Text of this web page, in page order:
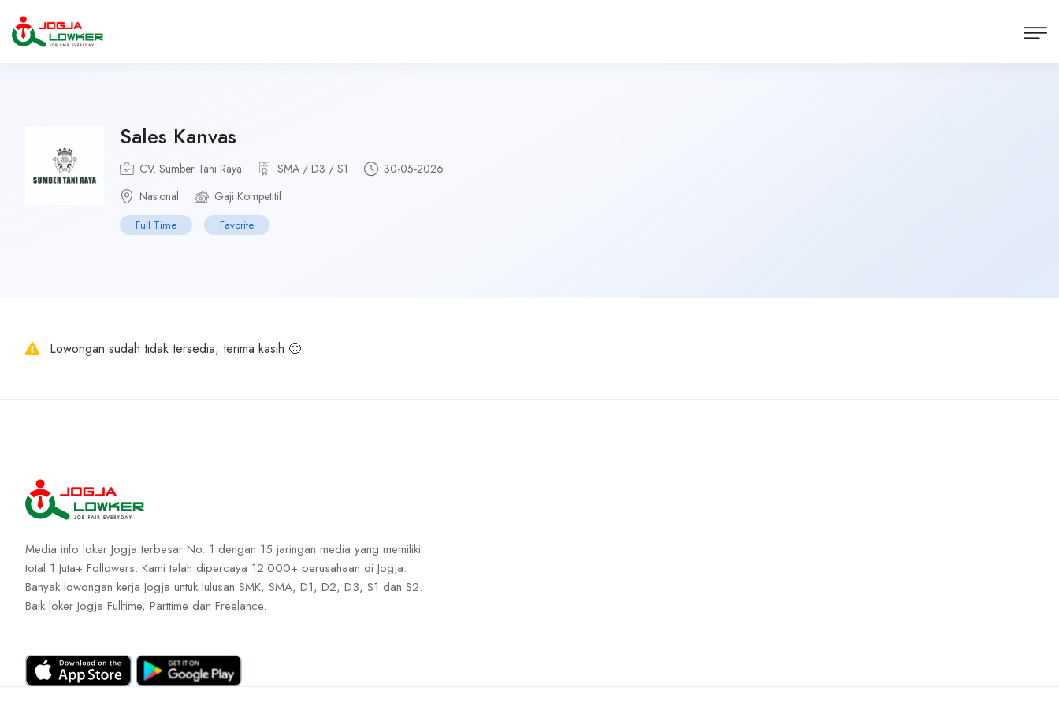
Sales Kanvas
CV. Sumber Tani Raya SMA / D3 / S1
30-05-2026
Nasional
Gaji Kompetitif
Full Time Favorite
Lowongan sudah tidak tersedia, terima kasih 🙂
Media info loker Jogja terbesar No. 1 dengan 15 jaringan media yang memiliki
total 1 Juta+ Followers. Kami telah dipercaya 12.000+ perusahaan di Jogja.
Banyak lowongan kerja Jogja untuk lulusan SMK, SMA, D1, D2, D3, S1 dan S2.
Baik loker Jogja Fulltime, Parttime dan Freelance.